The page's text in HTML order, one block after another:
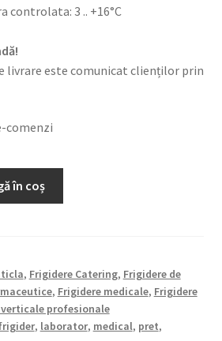
controlata: 3 .. +16°C
livrare este comunicat clienților prin
comenzi
în coș
, Frigidere Catering, Frigidere de
, Frigidere medicale, Frigidere
verticale profesionale
, laborator, medical, pret,